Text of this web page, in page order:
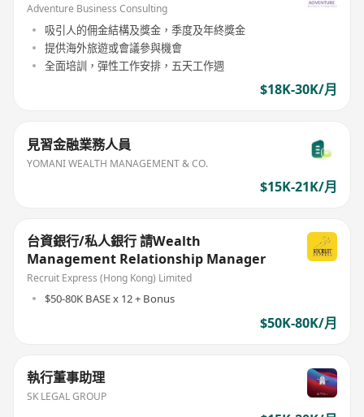
Adventure Business Consulting
吸引人的佣金結構及獎金，季度及年終獎金
提供海外旅遊或會議參與機會
全面培訓，彈性工作安排，五天工作週
$18K-30K/月
見習金融業務人員
YOMANI WEALTH MANAGEMENT & CO.
$15K-21K/月
台資銀行/私人銀行 請Wealth
Management Relationship Manager
Recruit Express (Hong Kong) Limited
$50-80K BASE x 12 + Bonus
$50K-80K/月
執行董事助理
SK LEGAL GROUP